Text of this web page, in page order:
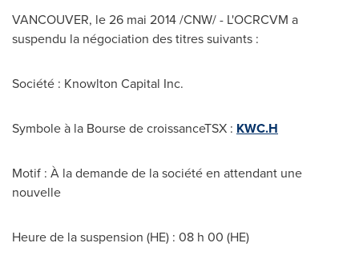
VANCOUVER, le 26 mai 2014 /CNW/ - L'OCRCVM a
suspendu la négociation des titres suivants :
Société : Knowlton Capital Inc.
Symbole à la Bourse de croissanceTSX : KWC.H
Motif : À la demande de la société en attendant une
nouvelle
Heure de la suspension (HE) : 08 h 00 (HE)